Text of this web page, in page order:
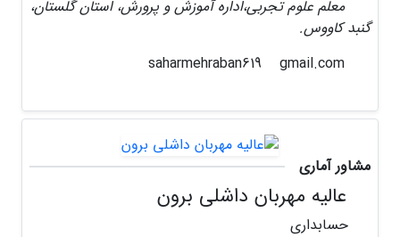
معلم علوم تجربی،اداره آموزش و پرورش، استان گلستان،
گنبد کاووس.
gmail.com
مشاور آماری
عالیه مهربان داشلی برون
حسابداری